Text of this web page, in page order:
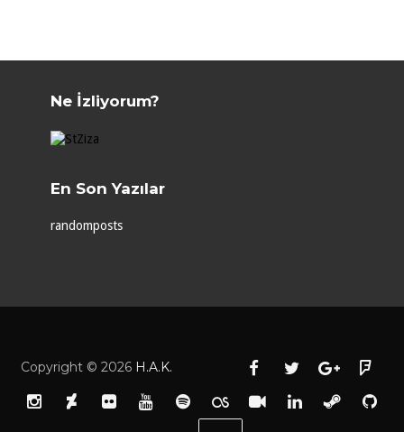
Ne İzliyorum?
En Son Yazılar
randomposts
Copyright ©2026 H.A.K.